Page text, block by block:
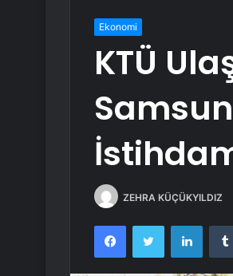
Ekonomi
KTÜ
ZEHRA KÜÇÜKYILDIZ
FacebookTwitter